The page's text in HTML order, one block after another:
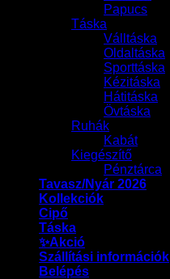
Papucs
Táska
Válltáska
Oldaltáska
Sporttáska
Kézitáska
Hátitáska
Övtáska
Ruhák
Kabát
Kiegészítő
Pénztárca
Tavasz/Nyár 2026
Kollekciók
Cipő
Táska
✨Akció
Szállítási információk
Belépés